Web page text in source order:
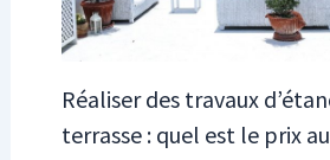
Réaliser des travaux
terrasse : quel est le prix au